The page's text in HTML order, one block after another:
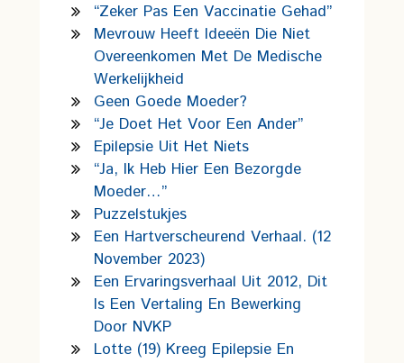
“Zeker Pas Een Vaccinatie Gehad”
Mevrouw Heeft Ideeën Die Niet
Overeenkomen Met De Medische
Werkelijkheid
Geen Goede Moeder?
“Je Doet Het Voor Een Ander”
Epilepsie Uit Het Niets
“Ja, Ik Heb Hier Een Bezorgde
Moeder…”
Puzzelstukjes
Een Hartverscheurend Verhaal. (12
November 2023)
Een Ervaringsverhaal Uit 2012, Dit
Is Een Vertaling En Bewerking
Door NVKP
Lotte (19) Kreeg Epilepsie En